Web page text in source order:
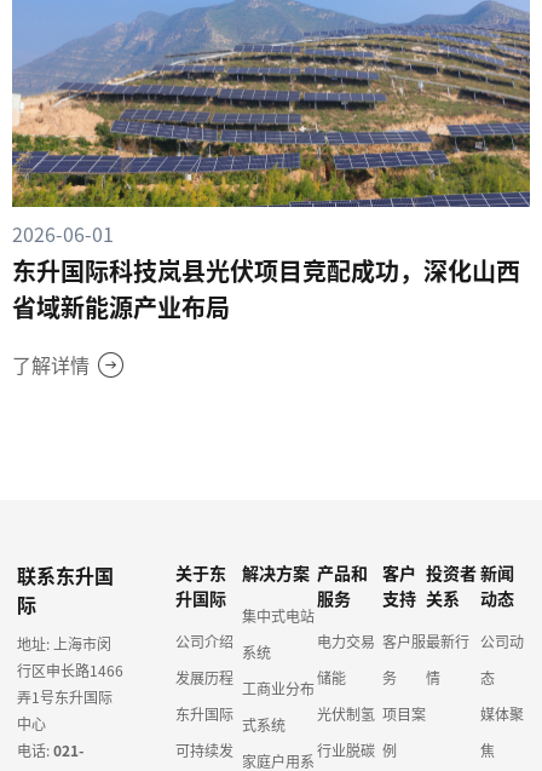
2026-06-01
东升国际科技岚县光伏项目竞配成功，深化山西
省域新能源产业布局
了解详情
联系东升国
际
地址: 上海市闵
行区申长路1466
弄1号东升国际
中心
电话:021-
关于东
升国际
公司介绍
发展历程
东升国际
可持续发
解决方案
集中式电站
系统
工商业分布
式系统
家庭户用系
产品和
服务
电力交易
储能
光伏制氢
行业脱碳
客户
支持
客户服
务
项目案
例
投资者
关系
最新行
情
新闻
动态
公司动
态
媒体聚
焦